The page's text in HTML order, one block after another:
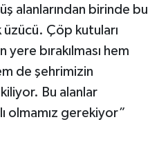
alanlarından birinde bu
Çöp kutuları
yere bırakılması hem
de şehrimizin
Bu alanlar
olmamız gerekiyor”